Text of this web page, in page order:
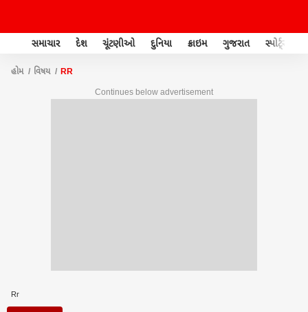
સમાચાર દેશ ચૂંટણીઓ દુનિયા ક્રાઇમ ગુજરાત સ્પોર્ટ્સ
હોમ વિષય RR
Continues below advertisement
Rr